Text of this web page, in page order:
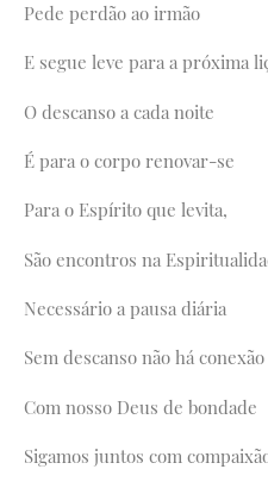
Pede perdão ao irmão
E segue leve para a próxima
O descanso a cada noite
É para o corpo renovar-se
Para o Espírito que levita,
São encontros na
Necessário a pausa diária
Sem descanso não há conexão
Com nosso Deus de bondade
Sigamos juntos com